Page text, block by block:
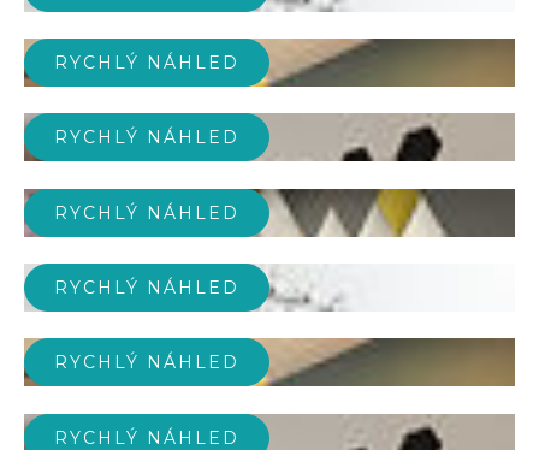
RYCHLÝ NÁHLED
RYCHLÝ NÁHLED
RYCHLÝ NÁHLED
RYCHLÝ NÁHLED
RYCHLÝ NÁHLED
RYCHLÝ NÁHLED